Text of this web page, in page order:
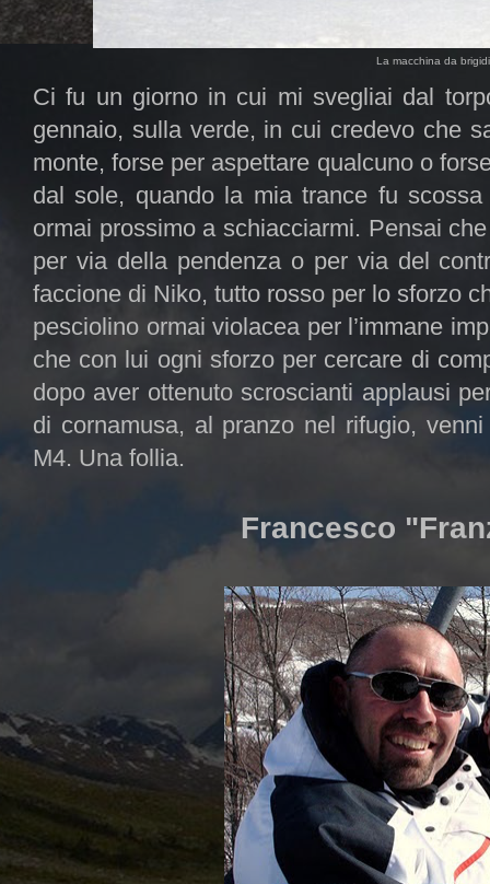
La macchina da
Ci fu un giorno in cui mi svegliai dal
gennaio, sulla verde, in cui credevo che
monte, forse per aspettare qualcuno o
dal sole, quando la mia trance fu
ormai prossimo a schiacciarmi. Pensai
per via della pendenza o per via del
faccione di Niko, tutto rosso per lo sforzo
pesciolino ormai violacea per l’immane
che con lui ogni sforzo per cercare di
dopo aver ottenuto scroscianti applausi
di cornamusa, al pranzo nel rifugio,
M4. Una follia.
Francesco